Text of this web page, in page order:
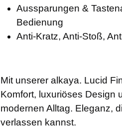
Aussparungen &
Bedienung
Anti-Kratz, Anti-Stoß,
Mit unserer alkaya. Lucid
Komfort, luxuriöses Design
modernen Alltag. Eleganz,
verlassen kannst.